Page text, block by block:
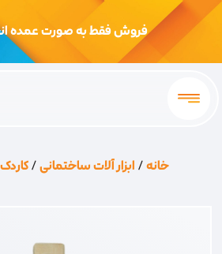
فروش فقط به صورت عمده
خانه/ابزار آلات ساختمانی/کاردک